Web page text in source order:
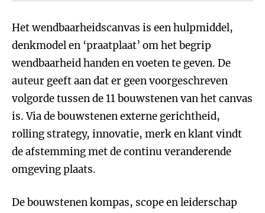
Het wendbaarheidscanvas is een hulpmiddel,
denkmodel en ‘praatplaat’ om het begrip
wendbaarheid handen en voeten te geven. De
auteur geeft aan dat er geen voorgeschreven
volgorde tussen de 11 bouwstenen van het canvas
is. Via de bouwstenen externe gerichtheid,
rolling strategy, innovatie, merk en klant vindt
de afstemming met de continu veranderende
omgeving plaats.
De bouwstenen kompas, scope en leiderschap